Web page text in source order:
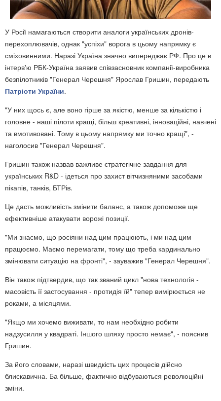
У Росії намагаються створити аналоги українських дронів-
перехоплювачів, однак "успіхи" ворога в цьому напрямку є
сміховинними. Наразі Україна значно випереджає РФ. Про це в
інтерв'ю РБК-Україна заявив співзасновник компанії-виробника
безпілотників "Генерал Черешня" Ярослав Гришин, передають
Патріоти України.
"У них щось є, але воно гірше за якістю, менше за кількістю і
головне - наші пілоти кращі, більш креативні, інноваційні, навчені
та вмотивовані. Тому в цьому напрямку ми точно кращі", -
наголосив "Генерал Черешня".
Гришин також назвав важливе стратегічне завдання для
українських R&D - ідеться про захист вітчизняними засобами
пікапів, танків, БТРів.
Це дасть можливість змінити баланс, а також допоможе ще
ефективніше атакувати ворожі позиції.
"Ми знаємо, що росіяни над цим працюють, і ми над цим
працюємо. Маємо перемагати, тому що треба кардинально
змінювати ситуацію на фронті", - зауважив "Генерал Черешня".
Він також підтвердив, що так званий цикл "нова технологія -
масовість її застосування - протидія їй" тепер вимірюється не
роками, а місяцями.
"Якщо ми хочемо виживати, то нам необхідно робити
надзусилля у квадраті. Іншого шляху просто немає", - пояснив
Гришин.
За його словами, наразі швидкість цих процесів дійсно
блискавична. Ба більше, фактично відбуваються революційні
зміни.